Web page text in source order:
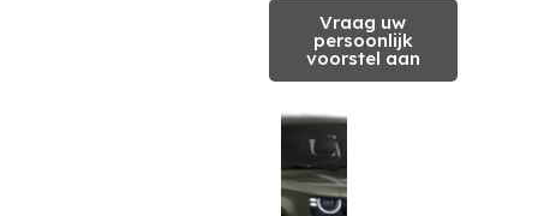
Vraag uw
persoonlijk
voorstel aan